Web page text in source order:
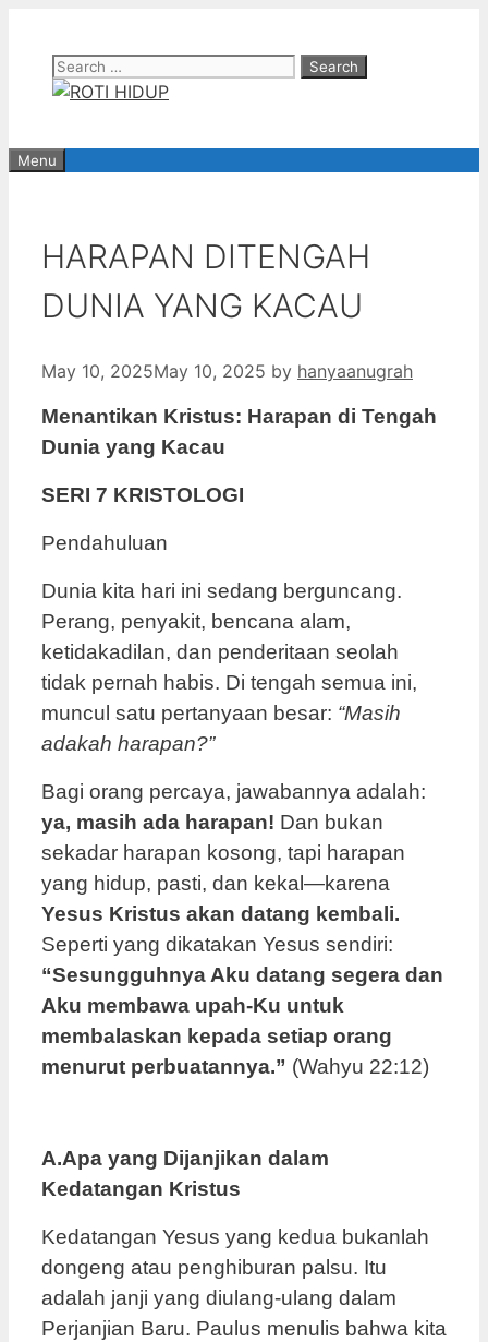
contentSearch
for:
Menu
HARAPAN DITENGAH
DUNIA YANG KACAU
May 10, 2025May 10, 2025 by hanyaanugrah
Menantikan Kristus: Harapan di Tengah
Dunia yang Kacau
SERI 7 KRISTOLOGI
Pendahuluan
Dunia kita hari ini sedang berguncang.
Perang, penyakit, bencana alam,
ketidakadilan, dan penderitaan seolah
tidak pernah habis. Di tengah semua ini,
muncul satu pertanyaan besar: “Masih
adakah harapan?”
Bagi orang percaya, jawabannya adalah:
ya, masih ada harapan! Dan bukan
sekadar harapan kosong, tapi harapan
yang hidup, pasti, dan kekal—karena
Yesus Kristus akan datang kembali.
Seperti yang dikatakan Yesus sendiri:
“Sesungguhnya Aku datang segera dan
Aku membawa upah-Ku untuk
membalaskan kepada setiap orang
menurut perbuatannya.” (Wahyu 22:12)
A.Apa yang Dijanjikan dalam
Kedatangan Kristus
Kedatangan Yesus yang kedua bukanlah
dongeng atau penghiburan palsu. Itu
adalah janji yang diulang-ulang dalam
Perjanjian Baru. Paulus menulis bahwa kita